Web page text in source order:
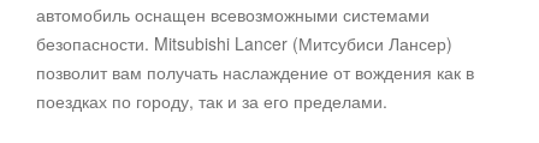
автомобиль оснащен всевозможными системами
безопасности. Mitsubishi Lancer (Митсубиси Лансер)
позволит вам получать наслаждение от вождения как в
поездках по городу, так и за его пределами.